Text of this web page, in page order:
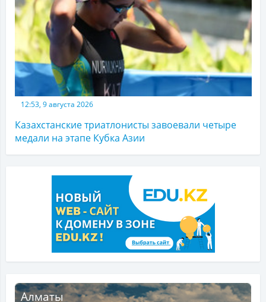
12:53, 9 августа 2026
Казахстанские триатлонисты завоевали четыре
медали на этапе Кубка Азии
Алматы